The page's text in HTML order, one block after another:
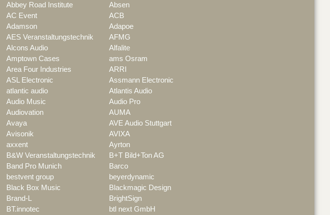
Abbey Road Institute
Absen
AC Event
ACB
Adamson
Adapoe
AES Veranstaltungstechnik
AFMG
Alcons Audio
Alfalite
Amptown Cases
ams Osram
Area Four Industries
ARRI
ASL Electronic
Assmann Electronic
atlantic audio
Atlantis Audio
Audio Music
Audio Pro
Audiovation
AUMA
Avaya
AVE Audio Stuttgart
Avisonik
AVIXA
axxent
Ayrton
B&W Veranstaltungstechnik
B+T Bild+Ton AG
Band Pro Munich
Barco
bestvent group
beyerdynamic
Black Box Music
Blackmagic Design
Brand-L
BrightSign
BT.innotec
btl next GmbH